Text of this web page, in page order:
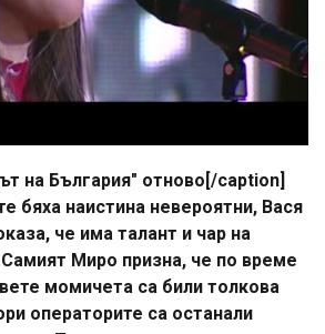
на България" отново[/caption]
бяха наистина невероятни, Вася
че има талант и чар на
Миро призна, че по време
момичета са били толкова
операторите са останали